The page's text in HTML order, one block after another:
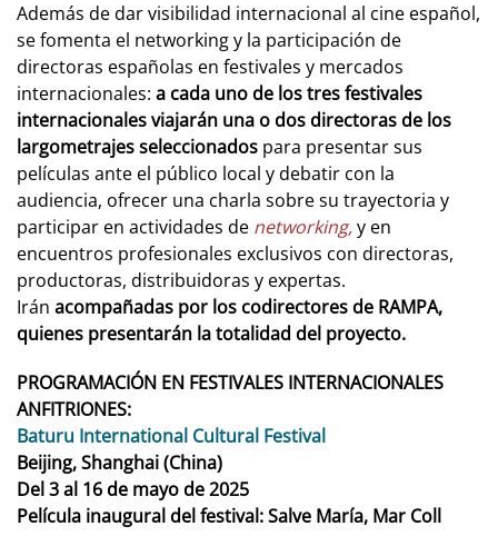
Además de dar visibilidad internacional al cine español,
se fomenta el networking y la participación de
directoras españolas en festivales y mercados
internacionales: a cada uno de los tres festivales
internacionales viajarán una o dos directoras de los
largometrajes seleccionados para presentar sus
películas ante el público local y debatir con la
audiencia, ofrecer una charla sobre su trayectoria y
participar en actividades de networking,y en
encuentros profesionales exclusivos con directoras,
productoras, distribuidoras y expertas.
Irán acompañadas por los codirectores de RAMPA,
quienes presentarán la totalidad del proyecto.
PROGRAMACIÓN EN FESTIVALES INTERNACIONALES
ANFITRIONES:
Baturu International Cultural Festival
Beijing, Shanghai (China)
Del 3 al 16 de mayo de 2025
Película inaugural del festival: Salve María, Mar Coll